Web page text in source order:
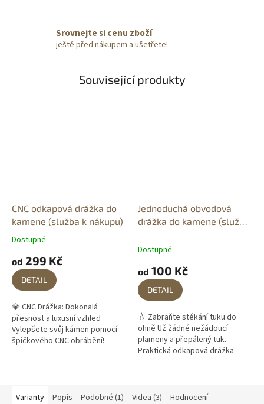
Srovnejte si cenu zboží
ještě před nákupem a ušetřete!
Související produkty
CNC odkapová drážka do
kamene (služba k nákupu)
Průměrné
produktu
je
5,0
5
hvězdiček.
Dostupné
od 299 Kč
DETAIL
💎 CNC Drážka: Dokonalá
přesnost a luxusní vzhled
Vylepšete svůj kámen pomocí
špičkového CNC obrábění!
Jednoduchá obvodová
drážka do kamene (služba
Dostupné
od 100 Kč
DETAIL
💧 Zabraňte stékání tuku do
ohně Už žádné nežádoucí
plameny a přepálený tuk.
Praktická odkapová drážka
Varianty
Popis Podobné (1) Videa (3) Hodnocení